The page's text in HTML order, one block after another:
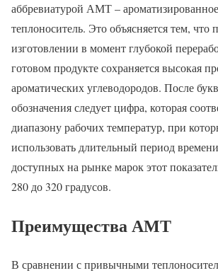
аббревиатурой АМТ –
теплоноситель. Это объясняется тем, что
изготовлении в момент глубокой
готовом продукте сохраняется высокая
ароматических углеводородов. После
обозначения следует цифра, которая
диапазону рабочих температур, при
использовать длительный период
доступных на рынке марок этот
280 до 320 градусов.
Преимущества АМТ
В сравнении с привычными